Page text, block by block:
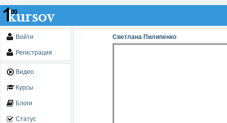
Войти
Регистрация
Видео
Курсы
Блоги
Статус
Светлана Пилипенко